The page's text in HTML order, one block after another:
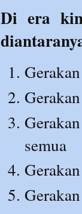
Di era
semua